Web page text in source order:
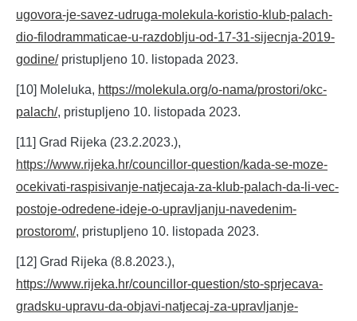
ugovora-je-savez-udruga-molekula-koristio-klub-palach-
dio-filodrammaticae-u-razdoblju-od-17-31-sijecnja-2019-
godine/pristupljeno 10. listopada 2023.
[10] Moleluka, https://molekula.org/o-nama/prostori/okc-
palach/, pristupljeno 10. listopada 2023.
[11] Grad Rijeka (23.2.2023.),
https://www.rijeka.hr/councillor-question/kada-se-moze-
ocekivati-raspisivanje-natjecaja-za-klub-palach-da-li-vec-
postoje-odredene-ideje-o-upravljanju-navedenim-
prostorom/, pristupljeno 10. listopada 2023.
[12] Grad Rijeka (8.8.2023.),
https://www.rijeka.hr/councillor-question/sto-sprjecava-
gradsku-upravu-da-objavi-natjecaj-za-upravljanje-